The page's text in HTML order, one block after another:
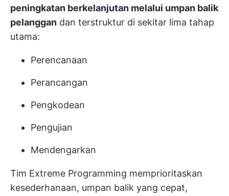
peningkatan berkelanjutan melalui umpan balik
pelanggan dan terstruktur di sekitar lima tahap
utama:
Perencanaan
Perancangan
Pengkodean
Pengujian
Mendengarkan
Tim Extreme Programming memprioritaskan
kesederhanaan, umpan balik yang cepat,